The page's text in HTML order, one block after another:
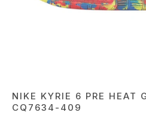
NIKE KYRIE 6 PRE HEAT
CQ7634-409